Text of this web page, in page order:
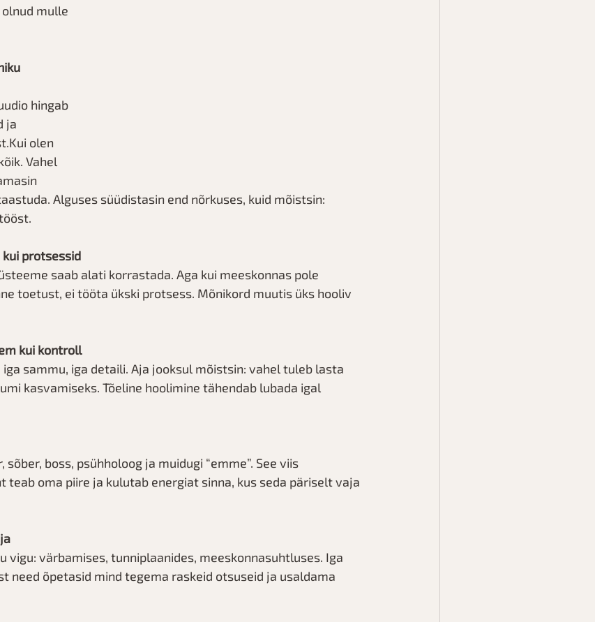
mulle
hingab
ja
olen
Vahel
Alguses süüdistasin end nõrkuses, kuid mõistsin:
protsessid
saab alati korrastada. Aga kui meeskonnas pole
toetust, ei tööta ükski protsess. Mõnikord muutis üks hooliv
kui kontroll
sammu, iga detaili. Aja jooksul mõistsin: vahel tuleb lasta
kasvamiseks. Tõeline hoolimine tähendab lubada igal
boss, psühholoog ja muidugi “emme”. See viis
teab oma piire ja kulutab energiat sinna, kus seda päriselt vaja
vigu: värbamises, tunniplaanides, meeskonnasuhtluses. Iga
need õpetasid mind tegema raskeid otsuseid ja usaldama